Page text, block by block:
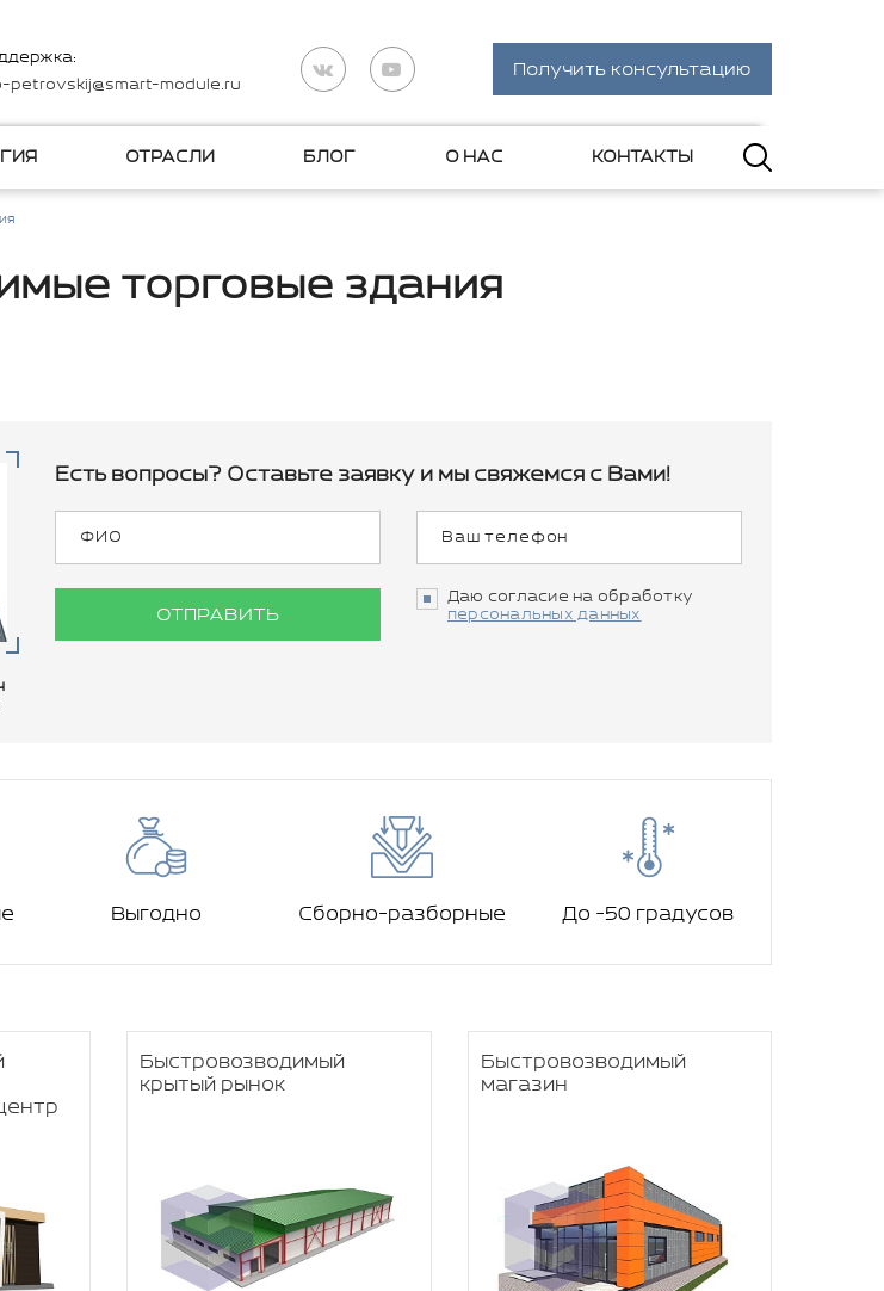
petrovskij@smart-module.ru
Получить консультацию
ОТРАСЛИ БЛОГ О НАС КОНТАКТЫ
торговые здания
Есть вопросы? Оставьте заявку и мы свяжемся с Вами!
ОТПРАВИТЬ
Даю согласие на обработку
персональных данных
Выгодно Сборно-разборные До -50 градусов
Быстровозводимый
крытый рынок
Быстровозводимый
магазин